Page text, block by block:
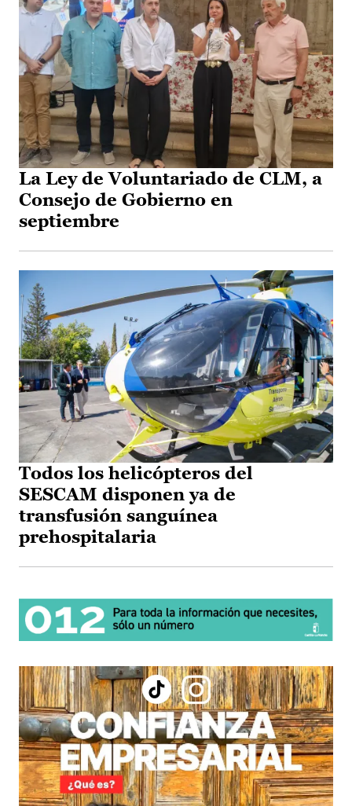
La Ley de Voluntariado de CLM, a
Consejo de Gobierno en
septiembre
Todos los helicópteros del
SESCAM disponen ya de
transfusión sanguínea
prehospitalaria